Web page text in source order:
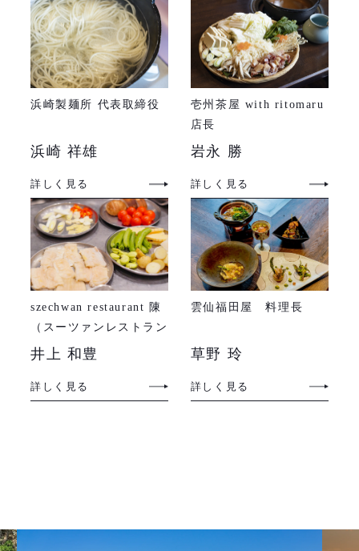
浜崎製麺所 代表取締役
浜崎 祥雄
詳しく見る
壱州茶屋 with ritomaru
店長
岩永 勝
詳しく見る
szechwan restaurant 陳
（スーツァンレストラン
チン）
井上 和豊
詳しく見る
雲仙福田屋 料理長
草野 玲
詳しく見る